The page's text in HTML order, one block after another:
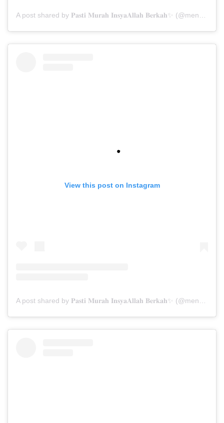
View this post on Instagram
A post shared by 𝐏𝐚𝐬𝐭𝐢 𝐌𝐮𝐫𝐚𝐡 𝐈𝐧𝐬𝐲𝐚𝐀𝐥𝐥𝐚𝐡 𝐁𝐞𝐫𝐤𝐚𝐡✨ (@menarabuanawisata)